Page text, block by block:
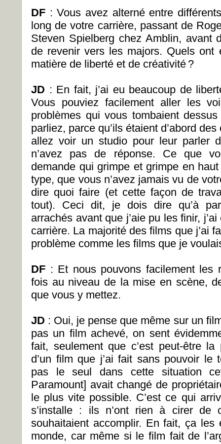
DF : Vous avez alterné entre
long de votre carrière, passant de
Steven Spielberg chez Amblin, avant
de revenir vers les majors. Quels
matière de liberté et de créativité ?
JD : En fait, j’ai eu beaucoup de
Vous pouviez facilement aller les
problèmes qui vous tombaient
parliez, parce qu’ils étaient d’abord
allez voir un studio pour leur parler
n’avez pas de réponse. Ce que
demande qui grimpe et grimpe en haut
type, que vous n’avez jamais vu de
dire quoi faire (et cette façon de
tout). Ceci dit, je dois dire qu’à
arrachés avant que j’aie pu les finir,
carrière. La majorité des films que j’ai
problème comme les films que je
DF : Et nous pouvons facilement les
fois au niveau de la mise en scène,
que vous y mettez.
JD : Oui, je pense que même sur un
pas un film achevé, on sent
fait, seulement que c’est peut-être la
d’un film que j’ai fait sans pouvoir le
pas le seul dans cette situation
Paramount] avait changé de
le plus vite possible. C’est ce qui
s’installe : ils n’ont rien à cirer de
souhaitaient accomplir. En fait, ça les
monde, car même si le film fait de